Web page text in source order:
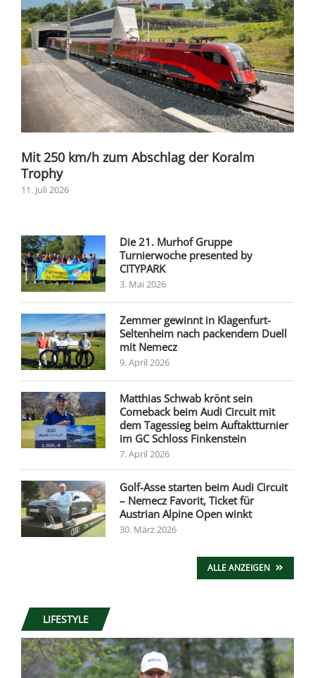
Mit 250 km/h zum Abschlag der Koralm
Trophy
11. Juli 2026
Die 21. Murhof Gruppe
Turnierwoche presented by
CITYPARK
3. Mai 2026
Zemmer gewinnt in Klagenfurt-
Seltenheim nach packendem Duell
mit Nemecz
9. April 2026
Matthias Schwab krönt sein
Comeback beim Audi Circuit mit
dem Tagessieg beim Auftaktturnier
im GC Schloss Finkenstein
7. April 2026
Golf-Asse starten beim Audi Circuit
– Nemecz Favorit, Ticket für
Austrian Alpine Open winkt
30. März 2026
ALLE ANZEIGEN
LIFESTYLE